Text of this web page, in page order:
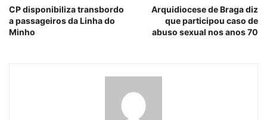
CP disponibiliza transbordo
a passageiros da Linha do
Minho
Arquidiocese de Braga diz
que participou caso de
abuso sexual nos anos 70